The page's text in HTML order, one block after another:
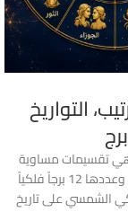
التواريخ
هي تقسيمات مساوية
للدائرة الفلكية التي تمر بها الشمس على مدار العام، وعددها 12 برجاً فلكياً
الشمسي على تاريخ